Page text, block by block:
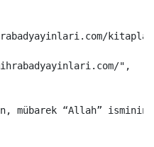
" ,
mübarek “Allah”